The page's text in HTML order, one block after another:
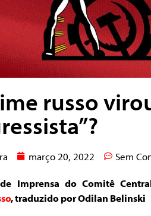
russo
março 20, 2022 Sem
Imprensa do Comitê
, traduzido por Odilan Belinski